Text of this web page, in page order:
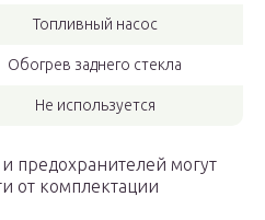
Топливный насос
Обогрев заднего стекла
Не используется
предохранителей могут
от комплектации